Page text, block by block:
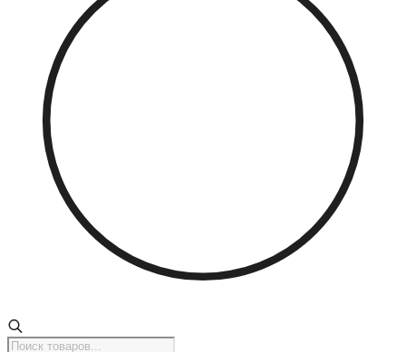
Поиск